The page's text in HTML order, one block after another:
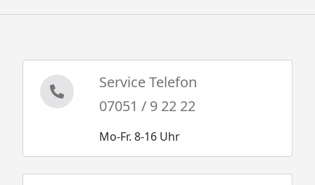
Service Telefon
07051 / 9 22 22
Mo-Fr. 8-16 Uhr